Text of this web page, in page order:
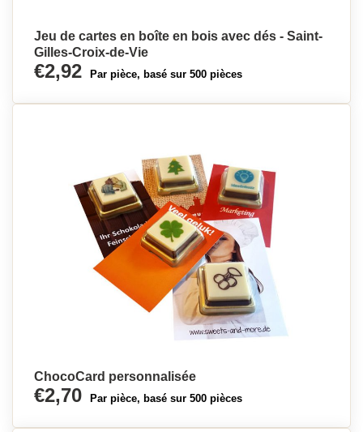
Jeu de cartes en boîte en bois avec dés - Saint-
Gilles-Croix-de-Vie
€2,92 Par pièce, basé sur 500 pièces
ChocoCard personnalisée
€2,70 Par pièce, basé sur 500 pièces